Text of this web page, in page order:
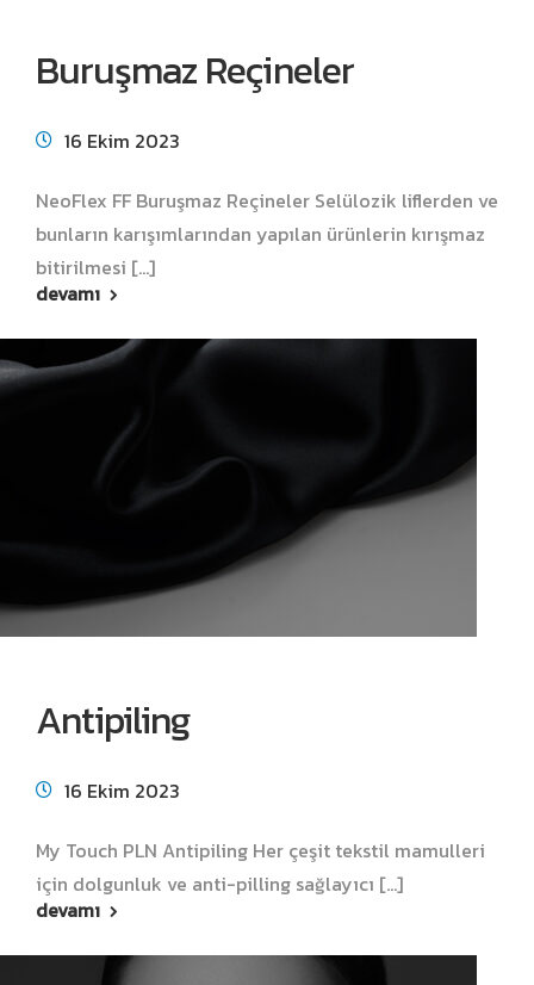
Buruşmaz Reçineler
16 Ekim 2023
NeoFlex FF Buruşmaz Reçineler Selülozik liflerden ve
bunların karışımlarından yapılan ürünlerin kırışmaz
bitirilmesi [...]
devamı
Antipiling
16 Ekim 2023
My Touch PLN Antipiling Her çeşit tekstil mamulleri
için dolgunluk ve anti-pilling sağlayıcı [...]
devamı